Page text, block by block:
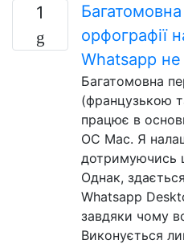
1
орфографії
Whatsapp
Багатомовна
(французькою
працює в
ОС Mac. Я
дотримуючись
Однак,
Whatsapp
завдяки чому
Виконується